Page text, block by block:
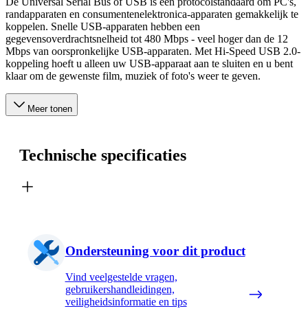
randapparaten en consumentenelektronica-apparaten gemakkelijk te
koppelen. Snelle USB-apparaten hebben een
gegevensoverdrachtsnelheid tot 480 Mbps - veel hoger dan de 12
Mbps van oorspronkelijke USB-apparaten. Met Hi-Speed USB 2.0-
koppeling hoeft u alleen uw USB-apparaat aan te sluiten en u bent
klaar om de gewenste film, muziek of foto's weer te geven.
Meer tonen
Technische specificaties
Ondersteuning voor dit product
Vind veelgestelde vragen,
gebruikershandleidingen,
veiligheidsinformatie en tips